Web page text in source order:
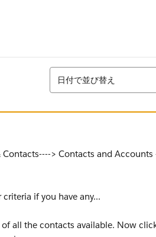
並び替え
日付で並び替え
> Contacts and Accounts
if you have any...
all the contacts available. Now